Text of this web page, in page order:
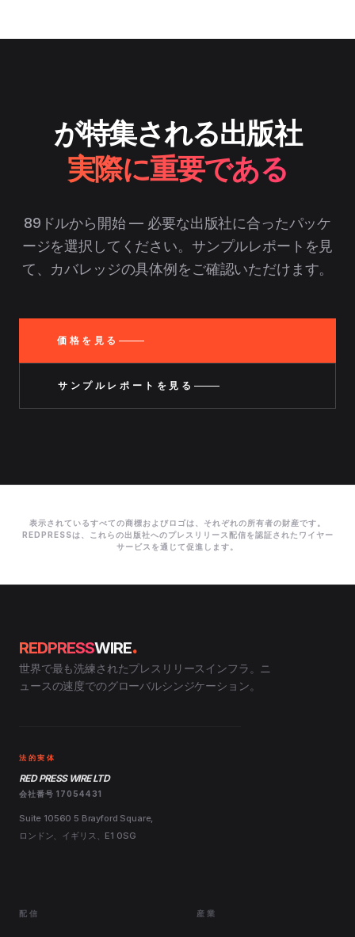
が特集される出版社
実際に重要である
89ドルから開始 — 必要な出版社に合ったパッケ
ージを選択してください。サンプルレポートを見
て、カバレッジの具体例をご確認いただけます。
価格を見る
サンプルレポートを見る
表示されているすべての商標およびロゴは、それぞれの所有者の財産です。
REDPRESSは、これらの出版社へのプレスリリース配信を認証されたワイヤー
サービスを通じて促進します。
REDPRESSWIRE.
世界で最も洗練されたプレスリリースインフラ。ニ
ュースの速度でのグローバルシンジケーション。
法的実体
RED PRESS WIRE LTD
会社番号 17054431
Suite 10560 5 Brayford Square,
ロンドン、イギリス、E1 0SG
配信 産業